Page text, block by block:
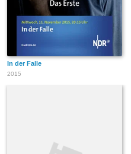
In der Falle
2015